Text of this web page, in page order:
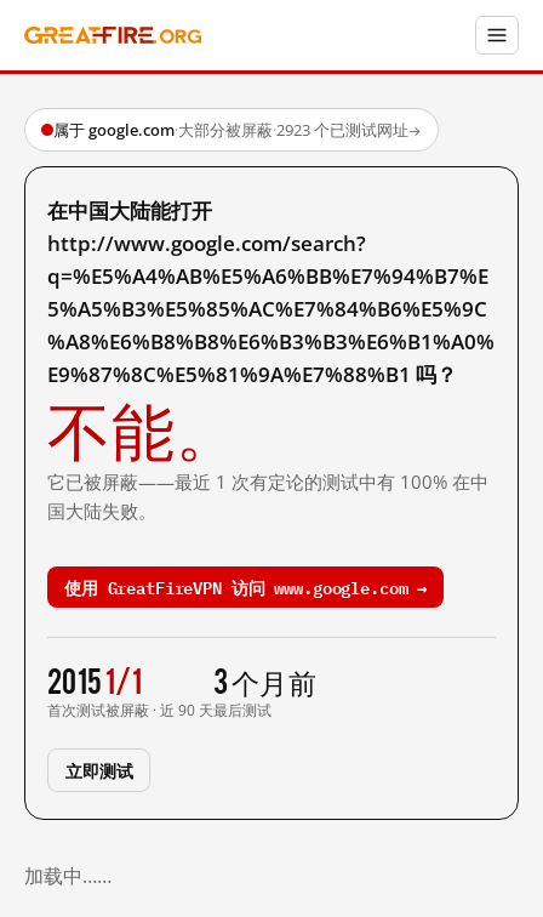
属于 google.com·大部分被屏蔽·2923 个已测试网址→
在中国大陆能打开
http://www.google.com/search?
q=%E5%A4%AB%E5%A6%BB%E7%94%B7%E
5%A5%B3%E5%85%AC%E7%84%B6%E5%9C
%A8%E6%B8%B8%E6%B3%B3%E6%B1%A0%
E9%87%8C%E5%81%9A%E7%88%B1 吗？
不能。
它已被屏蔽——最近 1 次有定论的测试中有 100% 在中
国大陆失败。
使用 GreatFireVPN 访问 www.google.com →
2015
首次测试
1/1
被屏蔽 · 近 90 天
3 个月前
最后测试
立即测试
加载中……